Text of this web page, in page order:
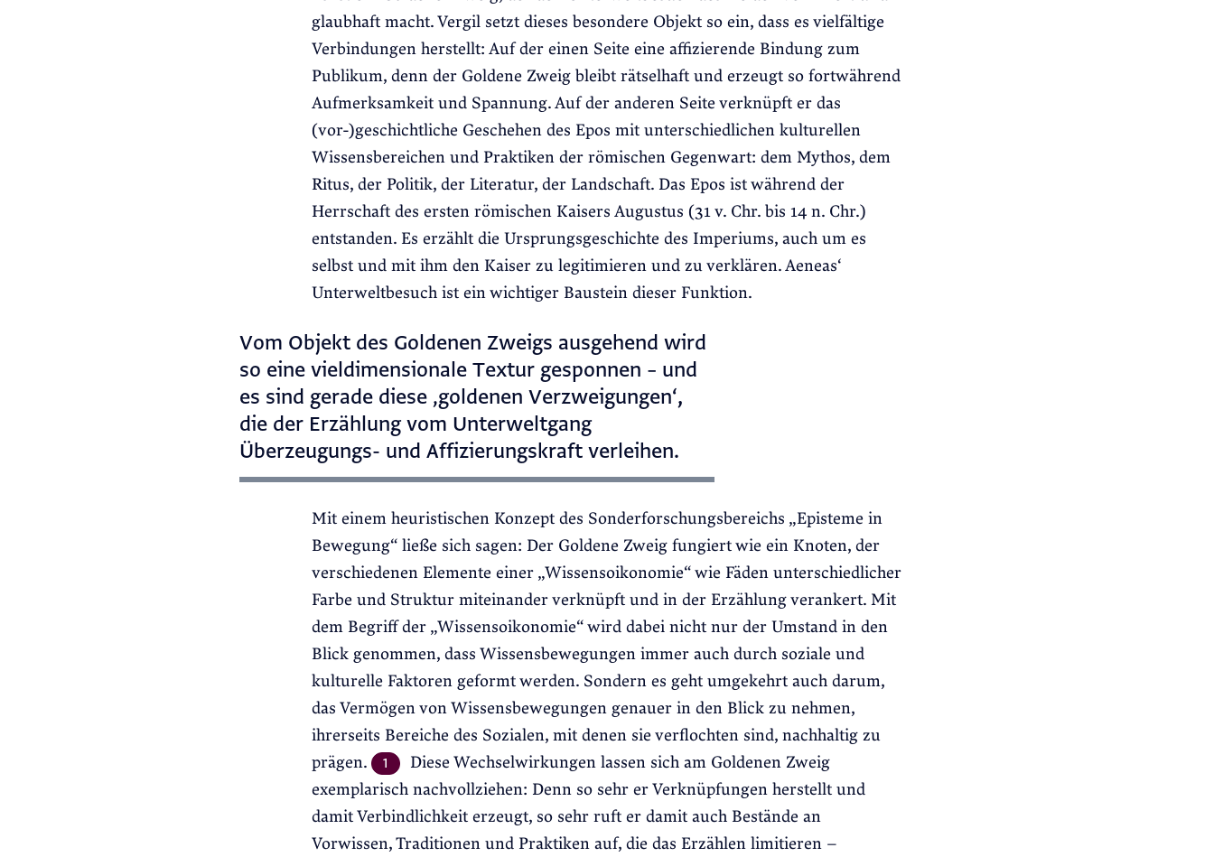
glaubhaft macht. Vergil setzt dieses besondere Objekt so ein, dass es vielfältige
Verbindungen herstellt: Auf der einen Seite eine affizierende Bindung zum
Publikum, denn der Goldene Zweig bleibt rätselhaft und erzeugt so fortwährend
Aufmerksamkeit und Spannung. Auf der anderen Seite verknüpft er das
(vor-)geschichtliche Geschehen des Epos mit unterschiedlichen kulturellen
Wissensbereichen und Praktiken der römischen Gegenwart: dem Mythos, dem
Ritus, der Politik, der Literatur, der Landschaft. Das Epos ist während der
Herrschaft des ersten römischen Kaisers Augustus (31 v. Chr. bis 14 n. Chr.)
entstanden. Es erzählt die Ursprungsgeschichte des Imperiums, auch um es
selbst und mit ihm den Kaiser zu legitimieren und zu verklären. Aeneas‘
Unterweltbesuch ist ein wichtiger Baustein dieser Funktion.
Vom Objekt des Goldenen Zweigs ausgehend wird
so eine vieldimensionale Textur gesponnen – und
es sind gerade diese ‚goldenen Verzweigungen‘,
die der Erzählung vom Unterweltgang
Überzeugungs- und Affizierungskraft verleihen.
Mit einem heuristischen Konzept des Sonderforschungsbereichs „Episteme in
Bewegung“ ließe sich sagen: Der Goldene Zweig fungiert wie ein Knoten, der
verschiedenen Elemente einer „Wissensoikonomie“ wie Fäden unterschiedlicher
Farbe und Struktur miteinander verknüpft und in der Erzählung verankert. Mit
dem Begriff der „Wissensoikonomie“ wird dabei nicht nur der Umstand in den
Blick genommen, dass Wissensbewegungen immer auch durch soziale und
kulturelle Faktoren geformt werden. Sondern es geht umgekehrt auch darum,
das Vermögen von Wissensbewegungen genauer in den Blick zu nehmen,
ihrerseits Bereiche des Sozialen, mit denen sie verflochten sind, nachhaltig zu
prägen.
1
Diese Wechselwirkungen lassen sich am Goldenen Zweig
exemplarisch nachvollziehen: Denn so sehr er Verknüpfungen herstellt und
damit Verbindlichkeit erzeugt, so sehr ruft er damit auch Bestände an
Vorwissen, Traditionen und Praktiken auf, die das Erzählen limitieren –